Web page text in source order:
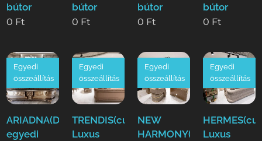
bútor
0 Ft
bútor
0 Ft
bútor
0 Ft
bútor
0 Ft
ARIADNA(Duy)Luxus
egyedi
Egyedi
összeállítás
TRENDIS(cur)
Luxus
Egyedi
összeállítás
NEW
HARMONY(cur)
Egyedi
összeállítás
Luxus
Egyedi
összeállítás